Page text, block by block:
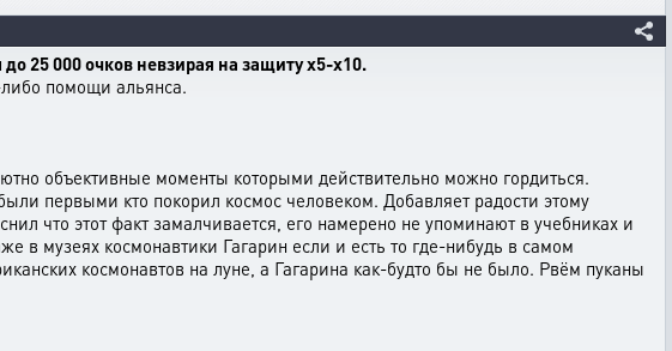
25 000 очков невзирая на защиту х5-х10.
помощи альянса.
объективные моменты которыми действительно можно гордиться.
первыми кто покорил космос человеком. Добавляет радости этому
что этот факт замалчивается, его намерено не упоминают в учебниках и
в музеях космонавтики Гагарин если и есть то где-нибудь в самом
космонавтов на луне, а Гагарина как-будто бы не было. Рвём пуканы